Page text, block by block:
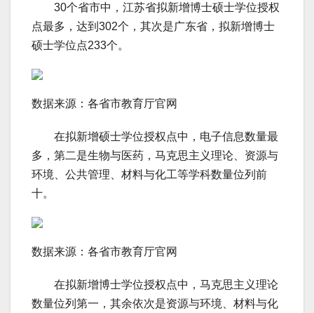
30个省市中，江苏省拟新增博士硕士学位授权
点最多，达到302个，其次是广东省，拟新增博士
硕士学位点233个。
数据来源：各省市教育厅官网
在拟新增硕士学位授权点中，电子信息数量最
多，第二是生物与医药，马克思主义理论、资源与
环境、公共管理、材料与化工等学科数量位列前
十。
数据来源：各省市教育厅官网
在拟新增博士学位授权点中，马克思主义理论
数量位列第一，其余依次是资源与环境、材料与化